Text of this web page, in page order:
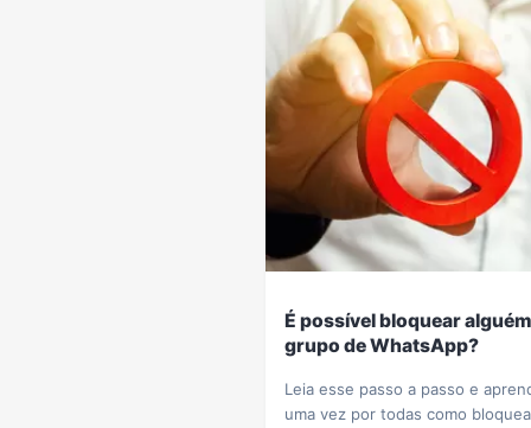
É possível bloquear
grupo de WhatsApp?
Leia esse passo a passo e
uma vez por todas como